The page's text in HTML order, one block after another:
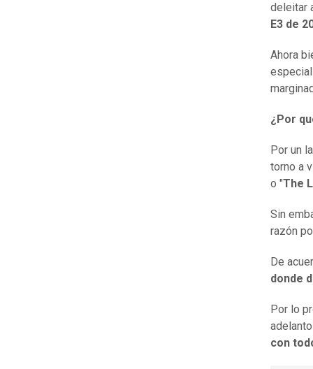
deleitar
E3 de
Ahora
¿Por
Por un
torno a
o "The
Sin
razón
De
donde
Por lo
con